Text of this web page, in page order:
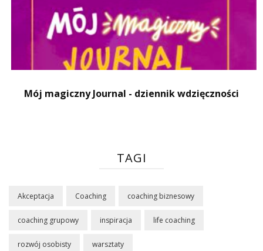
Mój magiczny Journal - dziennik wdzięczności
TAGI
Akceptacja Coaching coaching biznesowy
coaching grupowy inspiracja life coaching
rozwój osobisty warsztaty